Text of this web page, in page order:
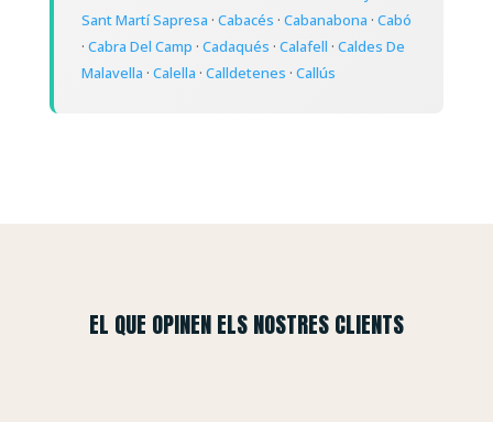
Sant Martí Sapresa · Cabacés · Cabanabona · Cabó
· Cabra Del Camp · Cadaqués · Calafell · Caldes De
Malavella · Calella · Calldetenes · Callús
EL QUE OPINEN ELS NOSTRES CLIENTS